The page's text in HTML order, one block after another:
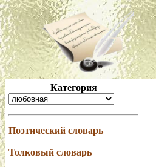
Категория
Поэтический словарь
Толковый словарь